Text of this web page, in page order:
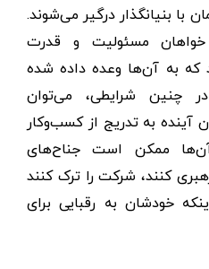
با بنیانگذار درگیر می‌شوند.
مسئولیت و قدرت
به آن‌ها وعده داده شده
چنین شرایطی، می‌توان
آینده به تدریج از کسب‌وکار
ممکن است جناح‌های
کنند، شرکت را ترک کنند
خودشان به رقبایی برای